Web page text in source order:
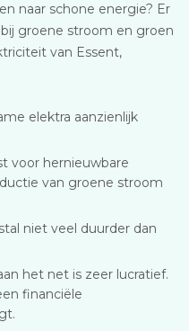
naar schone energie? Er
groene stroom en groen
van Essent,
elektra aanzienlijk
voor hernieuwbare
van groene stroom
niet veel duurder dan
het net is zeer lucratief.
financiële